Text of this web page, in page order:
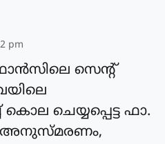
pm
സെന്റ്
ചെയ്യപ്പെട്ട ഫാ.
അനുസ്മരണം,